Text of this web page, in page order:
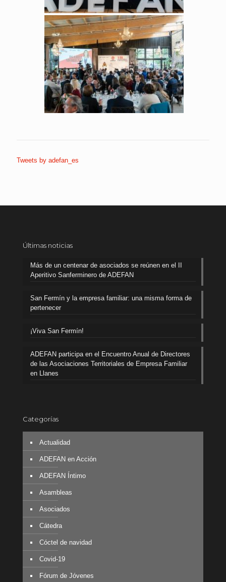
Tweets by adefan_es
Últimas noticias
Más de un centenar de asociados se reúnen en el II
Aperitivo Sanferminero de ADEFAN
San Fermín y la empresa familiar: una misma forma de
pertenecer
¡Viva San Fermín!
ADEFAN participa en el Encuentro Anual de Directores
de las Asociaciones Territoriales de Empresa Familiar
en Llanes
Categorías
Actualidad
ADEFAN en Acción
ADEFAN Íntimo
Asambleas
Asociados
Cátedra
Cóctel de navidad
Covid-19
Fórum de Jóvenes